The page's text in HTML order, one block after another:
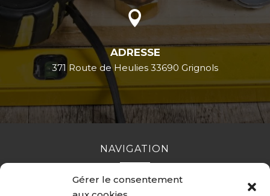
Gérer le consentement

ADRESSE
371 Route de Heulies 33690 Grignols
NAVIGATION
Contact Mentions légales